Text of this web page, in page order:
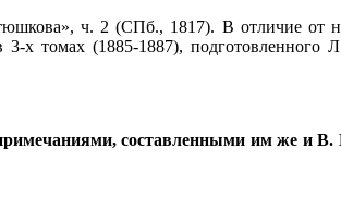
ч. 2 (СПб., 1817). В отличие от
в 3-х томах (1885-1887),
составленными им же и